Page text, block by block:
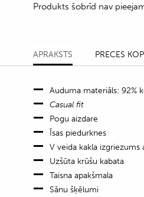
Produkts šobrīd nav
APRAKSTS PRECES
Auduma materiāls: 92%
Casual fit
Pogu aizdare
Īsas piedurknes
V veida kakla izgriezums
Uzšūta krūšu kabata
Taisna apakšmala
Sānu šķēlumi